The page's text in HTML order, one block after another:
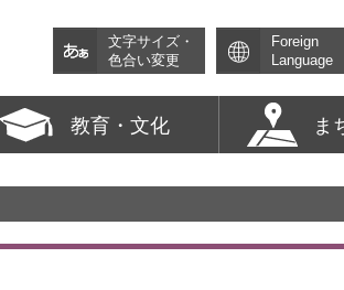
文字サイズ・
色合い変更
Foreign
Language
教育・文化 ま